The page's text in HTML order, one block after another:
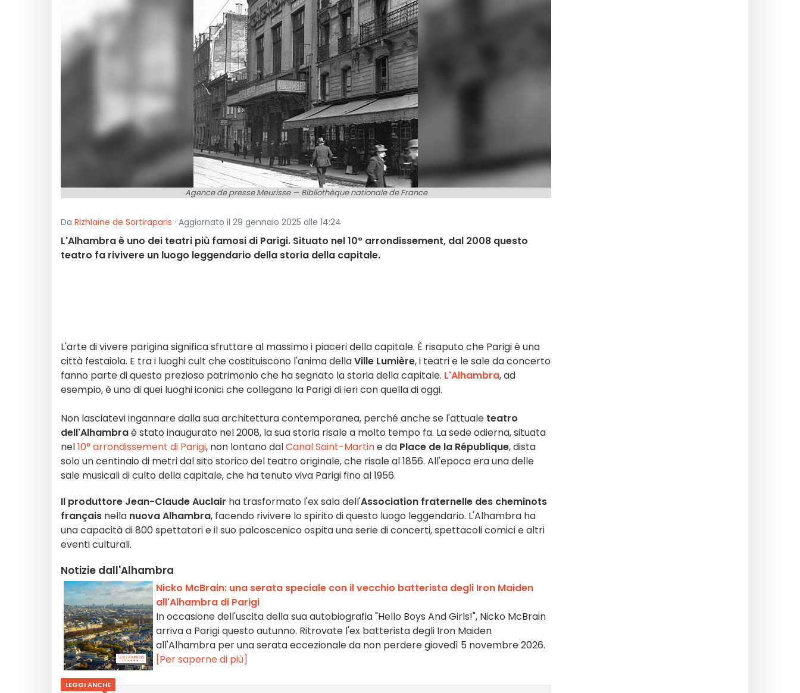
Agence de presse Meurisse — Bibliothèque nationale de France
Da Rizhlaine de Sortiraparis · Aggiornato il 29 gennaio 2025 alle 14:24
L'Alhambra è uno dei teatri più famosi di Parigi. Situato nel 10° arrondissement, dal 2008 questo
teatro fa rivivere un luogo leggendario della storia della capitale.
L'arte di vivere parigina significa sfruttare al massimo i piaceri della capitale. È risaputo che Parigi è una
città festaiola. E tra i luoghi cult che costituiscono l'anima dellaVille Lumière, i teatri e le sale da concerto
fanno parte di questo prezioso patrimonio che ha segnato la storia della capitale. L'Alhambra, ad
esempio, è uno di quei luoghi iconici che collegano la Parigi di ieri con quella di oggi.
Non lasciatevi ingannare dalla sua architettura contemporanea, perché anche se l'attuale teatro
dell'Alhambraè stato inaugurato nel 2008, la sua storia risale a molto tempo fa. La sede odierna, situata
nel10° arrondissement di Parigi, non lontano dalCanal Saint-Martine da Place de la République, dista
solo un centinaio di metri dal sito storico del teatro originale, che risale al 1856. All'epoca era una delle
sale musicali di culto della capitale, che ha tenuto viva Parigi fino al 1956.
Il produttore Jean-Claude Auclair ha trasformato l'ex sala dell'Association fraternelle des cheminots
français nella nuova Alhambra, facendo rivivere lo spirito di questo luogo leggendario. L'Alhambra ha
una capacità di 800 spettatori e il suo palcoscenico ospita una serie di concerti, spettacoli comici e altri
eventi culturali.
Notizie dall'Alhambra
Nicko McBrain: una serata speciale con il vecchio batterista degli Iron Maiden
all'Alhambra di Parigi
In occasione dell'uscita della sua autobiografia "Hello Boys And Girls!", Nicko McBrain
arriva a Parigi questo autunno. Ritrovate l'ex batterista degli Iron Maiden
all'Alhambra per una serata eccezionale da non perdere giovedì 5 novembre 2026.
[Per saperne di più]
LEGGI ANCHE